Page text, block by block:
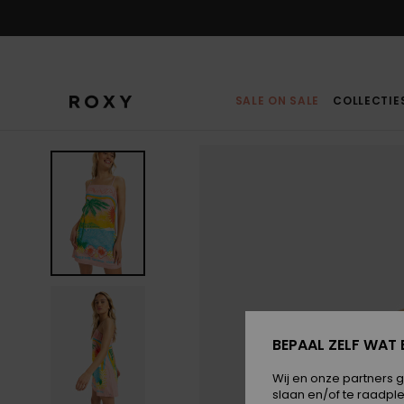
SALE ON SALE
BEPAAL ZELF WAT
Wij en onze partners
slaan en/of te